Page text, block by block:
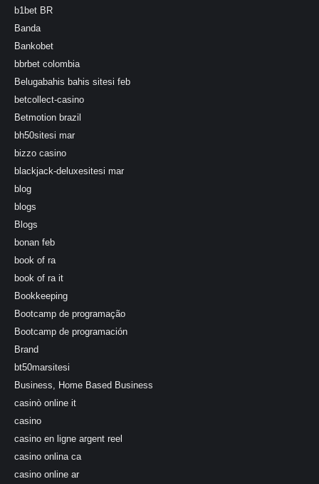
b1bet BR
Banda
Bankobet
bbrbet colombia
Belugabahis bahis sitesi feb
betcollect-casino
Betmotion brazil
bh50sitesi mar
bizzo casino
blackjack-deluxesitesi mar
blog
blogs
Blogs
bonan feb
book of ra
book of ra it
Bookkeeping
Bootcamp de programação
Bootcamp de programación
Brand
bt50marsitesi
Business, Home Based Business
casinò online it
casino
casino en ligne argent reel
casino onlina ca
casino online ar